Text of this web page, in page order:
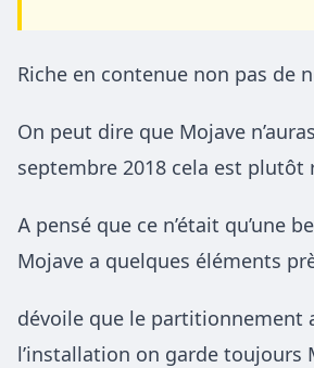
Riche en contenue non pas de
On peut dire que Mojave
septembre 2018 cela est plutôt
A pensé que ce n’était qu’une
Mojave a quelques éléments
dévoile que le partitionnement
l’installation on garde